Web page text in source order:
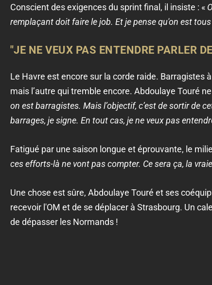
Conscient des exigences du sprint final, il insiste : «
remplaçant doit faire le job. Et je pense qu'on est
"JE NE VEUX PAS ENTENDRE PARLER
Le Havre est encore sur la corde raide. Barragistes
mais l’autre qui tremble encore. Abdoulaye Touré
on est barragistes. Mais l’objectif, c’est de sortir de
barrages, je signe. En tout cas, je ne veux pas
Fatigué par une saison longue et éprouvante, le
ces efforts-là ne vont pas compter. Ce sera ça, la
Une chose est sûre, Abdoulaye Touré et ses
recevoir l'OM et de se déplacer à Strasbourg. Un
de dépasser les Normands !